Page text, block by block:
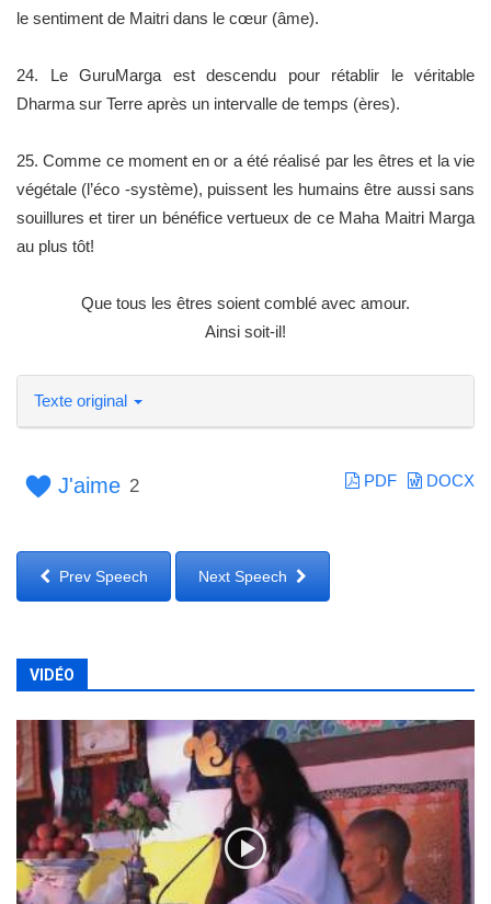
le sentiment de Maitri dans le cœur (âme).
24. Le GuruMarga est descendu pour rétablir le véritable
Dharma sur Terre après un intervalle de temps (ères).
25. Comme ce moment en or a été réalisé par les êtres et la vie
végétale (l’éco -système), puissent les humains être aussi sans
souillures et tirer un bénéfice vertueux de ce Maha Maitri Marga
au plus tôt!
Que tous les êtres soient comblé avec amour.
Ainsi soit-il!
Texte original
DOCX
PDF
J'aime 2
Prev Speech Next Speech
VIDÉO